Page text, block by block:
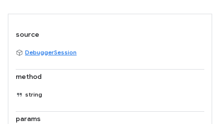
source
DebuggerSession
method
string
params